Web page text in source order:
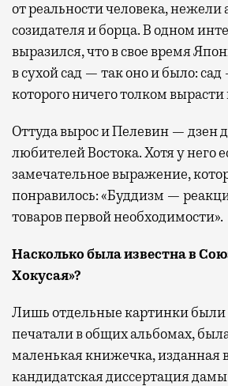
от реальности человека, нежели
созидателя и борца. В одном
выразился, что в свое время
в сухой сад — так оно и было:
которого ничего толком вырасти
Оттуда вырос и Пелевин — дзен
любителей Востока. Хотя у него
замечательное выражение,
понравилось: «Буддизм —
товаров первой необходимости».
Насколько была известна в
Хокусая»?
Лишь отдельные картинки были
печатали в общих альбомах,
маленькая книжечка, изданная
кандидатская диссертация